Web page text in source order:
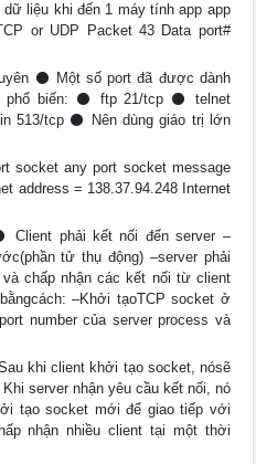
liệu khi đến 1 máy tính app app
or UDP Packet 43 Data port#
⚫ Một số port đã được dành
phổ biến: ⚫ ftp 21/tcp ⚫ telnet
513/tcp ⚫ Nên dùng giáo trị lớn
socket any port socket message
address = 138.37.94.248 Internet
Client phải kết nối đến server –
tử thụ động) –server phải
chấp nhận các kết nối từ client
–Khởi tạoTCP socket ở
number của server process và
khi client khởi tạo socket, nósẽ
server nhận yêu cầu kết nối, nó
tạo socket mới để giao tiếp với
nhận nhiều client tại một thời